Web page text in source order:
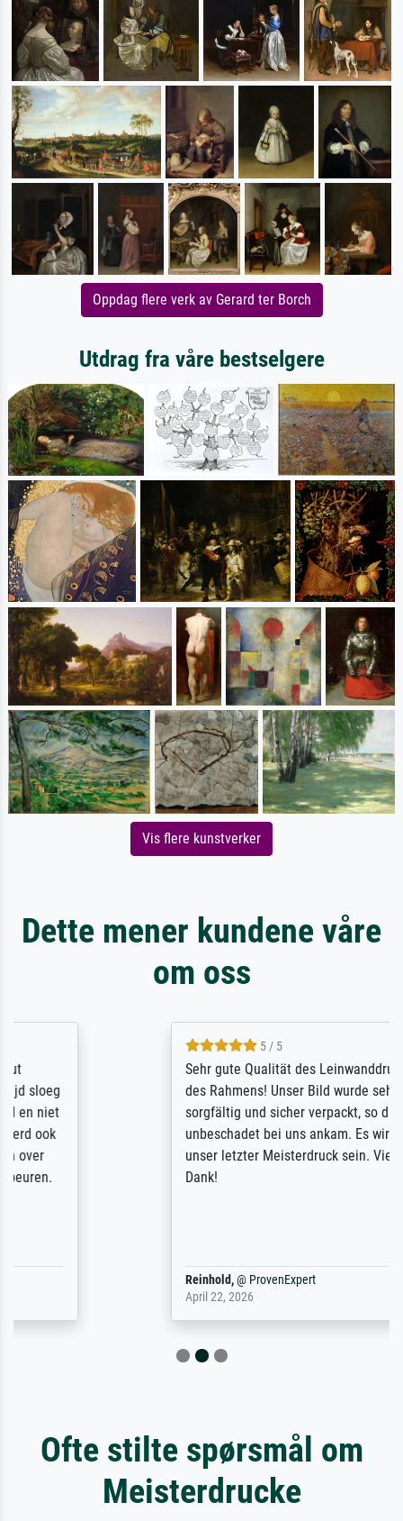
Oppdag flere verk av Gerard ter Borch
Utdrag fra våre bestselgere
Vis flere kunstverker
Dette mener kundene våre
om oss
Sehr gute Qualität des Leinwanddrucks und
des Rahmens! Unser Bild wurde sehr
sorgfältig und sicher verpackt, so dass es
unbeschadet bei uns ankam. Es wird nicht
unser letzter Meisterdruck sein. Vielen
ProvenExpert
Ofte stilte spørsmål om
Meisterdrucke